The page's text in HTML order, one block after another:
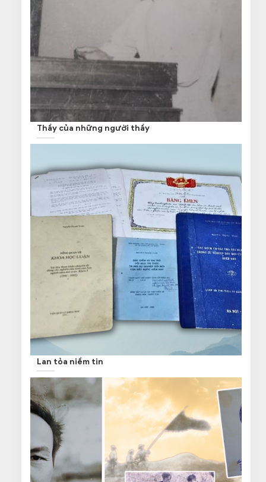
Thầy của những người thầy
Lan tỏa niềm tin